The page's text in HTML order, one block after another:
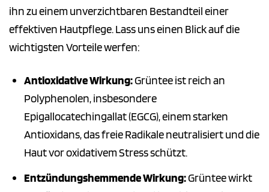
ihn zu einem unverzichtbaren Bestandteil einer
effektiven Hautpflege. Lass uns einen Blick auf die
wichtigsten Vorteile werfen:
Antioxidative Wirkung:Grüntee ist reich an
Polyphenolen, insbesondere
Epigallocatechingallat (EGCG), einem starken
Antioxidans, das freie Radikale neutralisiert und die
Haut vor oxidativem Stress schützt.
Entzündungshemmende Wirkung:Grüntee wirkt